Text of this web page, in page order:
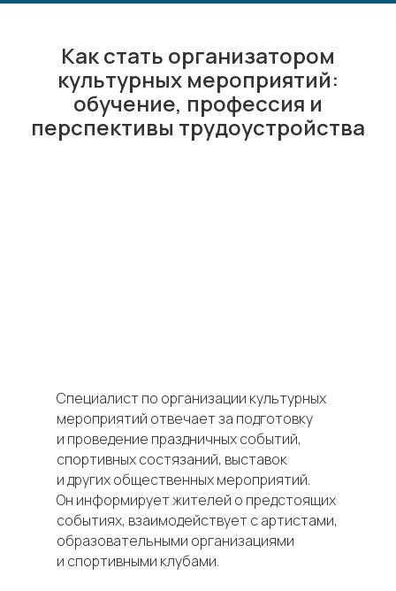
Как стать организатором
культурных мероприятий:
обучение, профессия и
перспективы трудоустройства
Специалист по организации культурных
мероприятий отвечает за подготовку
и проведение праздничных событий,
спортивных состязаний, выставок
и других общественных мероприятий.
Он информирует жителей о предстоящих
событиях, взаимодействует с артистами,
образовательными организациями
и спортивными клубами.